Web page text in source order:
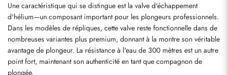
Une caractéristique qui se distingue est la valve d'échappement
d'hélium—un composant important pour les plongeurs professionnels.
Dans les modèles de répliques, cette valve reste fonctionnelle dans de
nombreuses variantes plus premium, donnant à la montre son véritable
avantage de plongeur. La résistance à l'eau de 300 mètres est un autre
point fort, maintenant son authenticité en tant que compagnon de
plongée.